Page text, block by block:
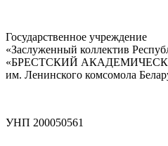
Государственное учреждение
«Заслуженный коллектив
«БРЕСТСКИЙ
им. Ленинского комсомола
УНП 200050561